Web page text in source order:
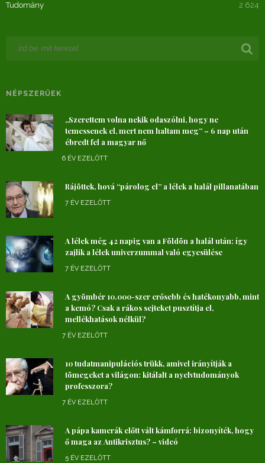
Tudomány 2 624
NÉPSZERŰEK
„Szerettem volna nekik odaszólni, hogy ne
temessenek el, mert nem haltam meg” – 6 nap után
ébredt fel a magyar nő
6 ÉV EZELŐTT
Rájöttek, hová “párolog el” a lélek a halál pillanatában
7 ÉV EZELŐTT
A lélek még 42 napig van a Földön a halál után: így
zajlik a lélek univerzummal való egyesülése
7 ÉV EZELŐTT
A gyömbér 10.000-szer erősebb és hatékonyabb, mint
a kemó? Csak a rákos sejteket pusztítja el,
mellékhatások nélkül?
7 ÉV EZELŐTT
10 tudatmanipulációs trükk, amivel irányítják a
tömegeket a világon: kitálalt a nyelvtudományok
professzora?
7 ÉV EZELŐTT
A pápa kamerák előtt vált kámforrá: bizonyíték, hogy
ő maga az Antikrisztus? – videó
5 ÉV EZELŐTT